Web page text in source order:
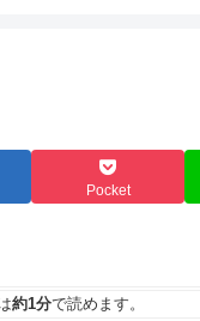
Pocket
約1分で読めます。